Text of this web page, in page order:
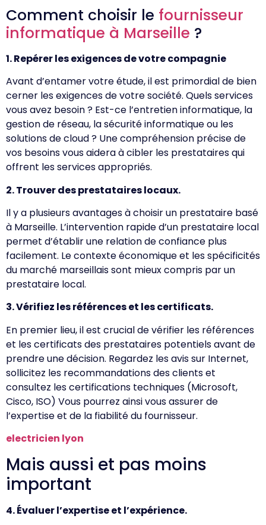
Comment choisir le fournisseur
informatique à Marseille ?
1. Repérer les exigences de votre compagnie
Avant d’entamer votre étude, il est primordial de bien
cerner les exigences de votre société. Quels services
vous avez besoin ? Est-ce l’entretien informatique, la
gestion de réseau, la sécurité informatique ou les
solutions de cloud ? Une compréhension précise de
vos besoins vous aidera à cibler les prestataires qui
offrent les services appropriés.
2. Trouver des prestataires locaux.
Il y a plusieurs avantages à choisir un prestataire basé
à Marseille. L’intervention rapide d’un prestataire local
permet d’établir une relation de confiance plus
facilement. Le contexte économique et les spécificités
du marché marseillais sont mieux compris par un
prestataire local.
3. Vérifiez les références et les certificats.
En premier lieu, il est crucial de vérifier les références
et les certificats des prestataires potentiels avant de
prendre une décision. Regardez les avis sur Internet,
sollicitez les recommandations des clients et
consultez les certifications techniques (Microsoft,
Cisco, ISO) Vous pourrez ainsi vous assurer de
l’expertise et de la fiabilité du fournisseur.
electricien lyon
Mais aussi et pas moins
important
4. Évaluer l’expertise et l’expérience.